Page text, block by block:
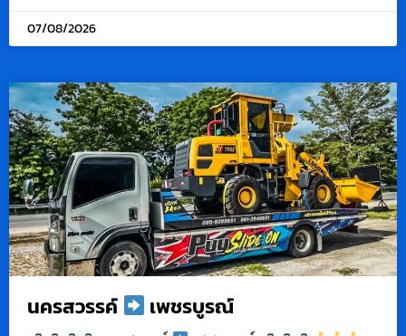
07/08/2026
นครสวรรค์ เพชรบูรณ์